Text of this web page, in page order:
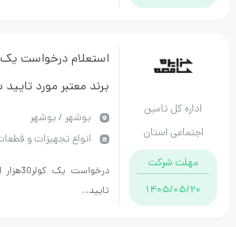
کل تامین
استان
بوشهر
شرکت
1405/
استعلام
برند معتبر مورد تایید سازمان
باشدپرداخت هزینه بعد از نصب
زمان 10روز می باشد
بوشهر / بوشهر
انواع تجهیزات و قطعات کمپرسور
درخواست یک کولر30هزار
تایید...